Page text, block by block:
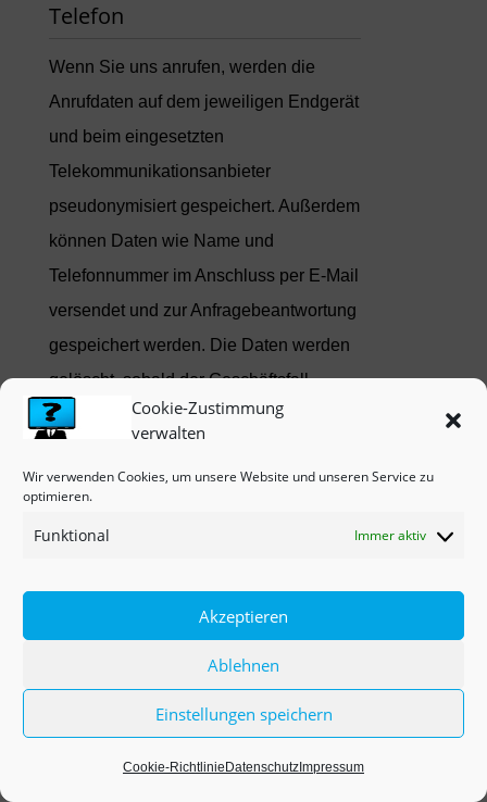
Cookie-Zustimmung
verwalten
Wir verwenden Cookies, um unsere Website und unseren Service zu
optimieren.
Funktional Immer aktiv
Akzeptieren
Ablehnen
Einstellungen speichern
Cookie-Richtlinie Datenschutz Impressum
Telefon
Wenn Sie uns anrufen, werden die
Anrufdaten auf dem jeweiligen Endgerät
und beim eingesetzten
Telekommunikationsanbieter
pseudonymisiert gespeichert. Außerdem
können Daten wie Name und
Telefonnummer im Anschluss per E-Mail
versendet und zur Anfragebeantwortung
gespeichert werden. Die Daten werden
gelöscht, sobald der Geschäftsfall
beendet wurde und es gesetzliche
E-Mail
kommunizieren, werden Daten
gegebenenfalls auf dem jeweiligen
Endgerät (Computer, Laptop,
Smartphone,…) gespeichert und es
kommt zur Speicherung von Daten auf
dem E-Mail-Server. Die Daten werden